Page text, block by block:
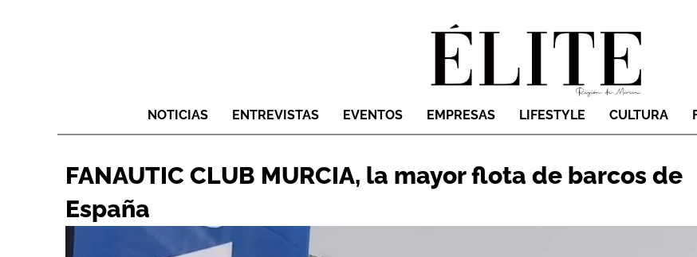
NOTICIAS ENTREVISTAS EVENTOS EMPRESAS LIFESTYLE CULTURA
FANAUTIC CLUB MURCIA, la mayor flota de barcos de
España